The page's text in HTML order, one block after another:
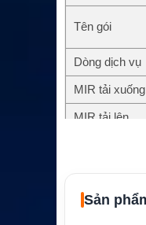
Tên gói
Dòng dịch vụ
MIR tải xuống
MIR tải lên
Dữ liệu
Sản